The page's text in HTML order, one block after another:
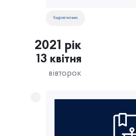
Кадрові питання
2021 рік
13 квітня
вівторок